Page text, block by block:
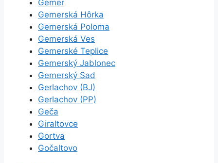
Gemer
Gemerská Hôrka
Gemerská Poloma
Gemerská Ves
Gemerské Teplice
Gemerský Jablonec
Gemerský Sad
Gerlachov (BJ)
Gerlachov (PP)
Geča
Giraltovce
Gortva
Gočaltovo